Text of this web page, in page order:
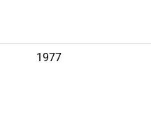
1977